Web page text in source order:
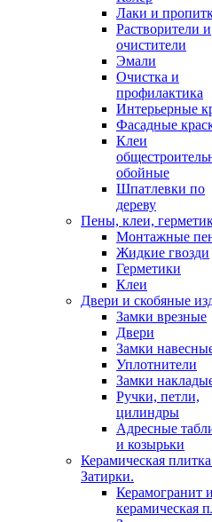
Лаки и
Растворители и
очистители
Эмали
Очистка и
профилактика
Интерьерные
Фасадные
Клеи
обойные
Шпатлевки по
дереву
Пены, клеи,
Монтажные
Жидкие гвозди
Герметики
Клеи
Двери и скобяные
Замки врезные
Двери
Замки
Уплотнители
Замки
Ручки, петли,
цилиндры
Адресные
и козырьки
Керамическая
Затирки.
Керамогранит и
керамическая